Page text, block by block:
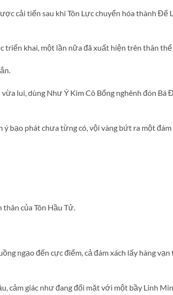
cải tiến sau khi Tôn Lực chuyển hóa thành Đế
triển khai, một lần nữa đã xuất hiện trên thân
lui, dùng Như Ý Kim Cô Bổng nghênh đón Bá
ý bạo phát chưa từng có, vội vàng bứt ra một
thân của Tôn Hầu Tử.
ngạo đến cực điểm, cả đám xách lấy hàng
cảm giác như đang đối mặt với một bầy Linh